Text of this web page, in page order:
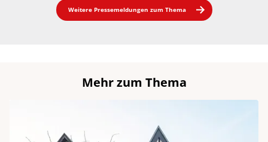
Weitere Pressemeldungen zum Thema
Mehr zum Thema